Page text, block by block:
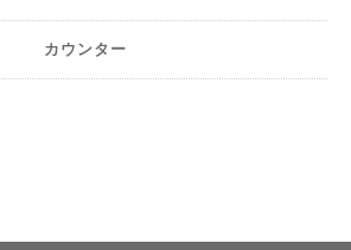
カウンター